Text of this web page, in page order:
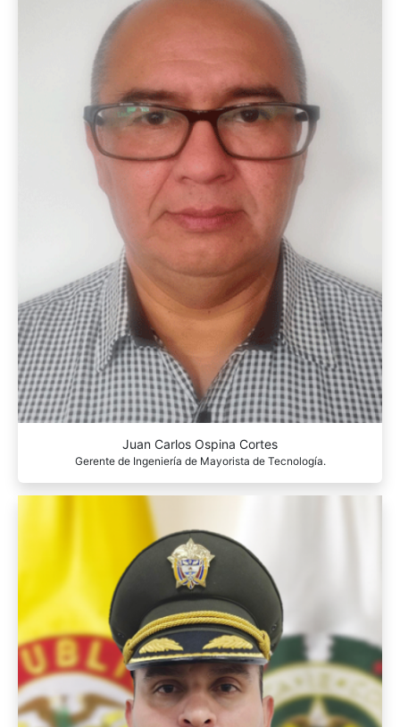
Juan Carlos Ospina Cortes
Gerente de Ingeniería de Mayorista de Tecnología.